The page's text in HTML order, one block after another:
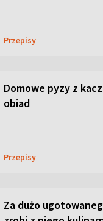
Przepisy
Domowe pyzy z
obiad
Przepisy
Za dużo